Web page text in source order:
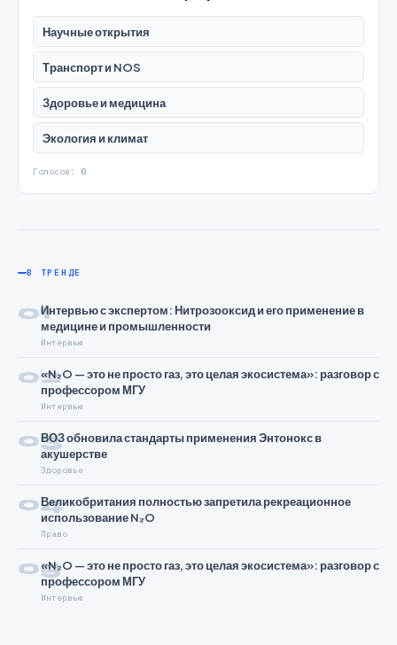
Научные открытия
Транспорт и NOS
Здоровье и медицина
Экология и климат
Голосов: 0
В ТРЕНДЕ
01Интервью с экспертом: Нитрозооксид и его применение в
медицине и промышленности
Интервью
02«N₂O — это не просто газ, это целая экосистема»: разговор с
профессором МГУ
Интервью
03ВОЗ обновила стандарты применения Энтонокс в
акушерстве
Здоровье
04Великобритания полностью запретила рекреационное
использование N₂O
Право
05«N₂O — это не просто газ, это целая экосистема»: разговор с
профессором МГУ
Интервью